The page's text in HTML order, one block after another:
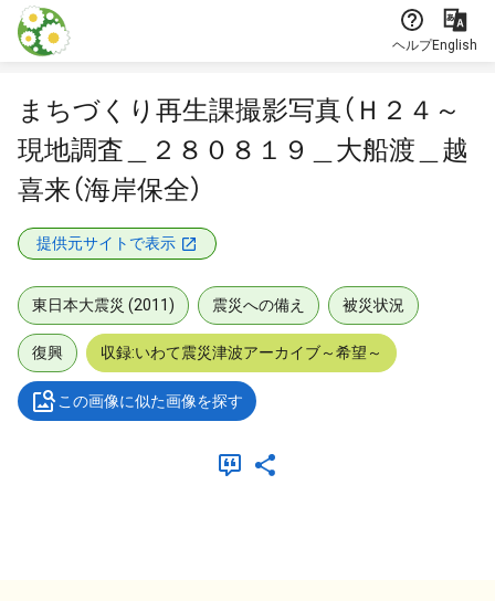
本文に飛ぶ
ヘルプEnglish
まちづくり再生課撮影写真（Ｈ２４～
現地調査＿２８０８１９＿大船渡＿越
喜来（海岸保全）
提供元サイトで表示
東日本大震災 (2011) 震災への備え 被災状況
復興 収録:いわて震災津波アーカイブ～希望～
この画像に似た画像を探す